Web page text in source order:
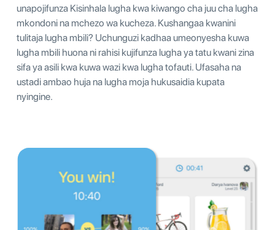
unapojifunza Kisinhala lugha kwa kiwango cha juu cha lugha
mkondoni na mchezo wa kucheza. Kushangaa kwanini
tulitaja lugha mbili? Uchunguzi kadhaa umeonyesha kuwa
lugha mbili huona ni rahisi kujifunza lugha ya tatu kwani zina
sifa ya asili kwa kuwa wazi kwa lugha tofauti. Ufasaha na
ustadi ambao huja na lugha moja hukusaidia kupata
nyingine.